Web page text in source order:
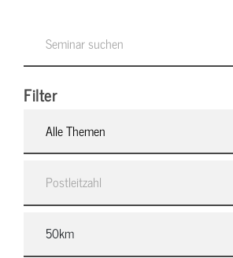
Filter
Alle Themen